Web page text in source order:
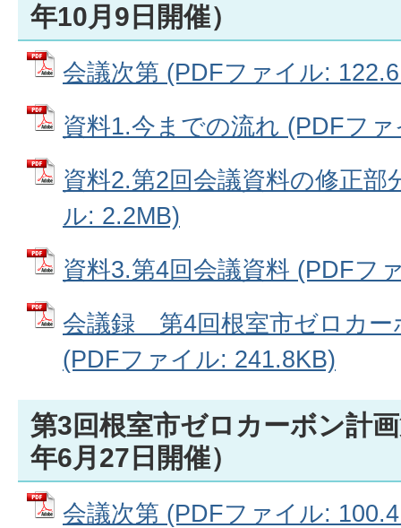
年10月9日開催）
会議次第 (PDFファイル:
資料1.今までの流れ (PDFフ
資料2.第2回会議資料の修正
ル: 2.2MB)
資料3.第4回会議資料 (PDFフ
会議録＿第4回根室市ゼロカ
(PDFファイル: 241.8KB)
第3回根室市ゼロカーボン計
年6月27日開催）
会議次第 (PDFファイル: